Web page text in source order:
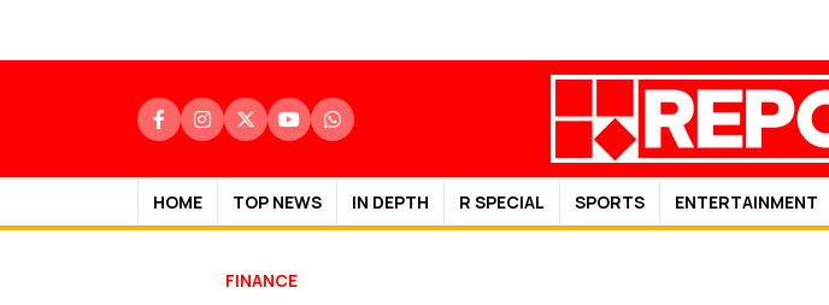
HOME TOP NEWS IN DEPTH R SPECIAL SPORTS ENTERTAINMENT
FINANCE